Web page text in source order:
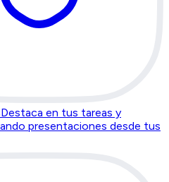
Destaca en tus tareas y
presentaciones desde tus